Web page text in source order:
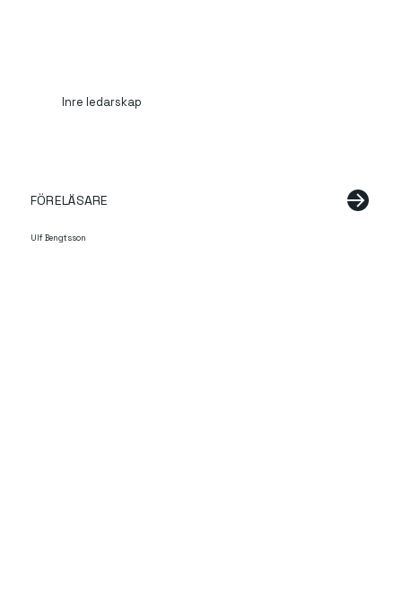
Inre ledarskap
FÖRELÄSARE
Ulf Bengtsson